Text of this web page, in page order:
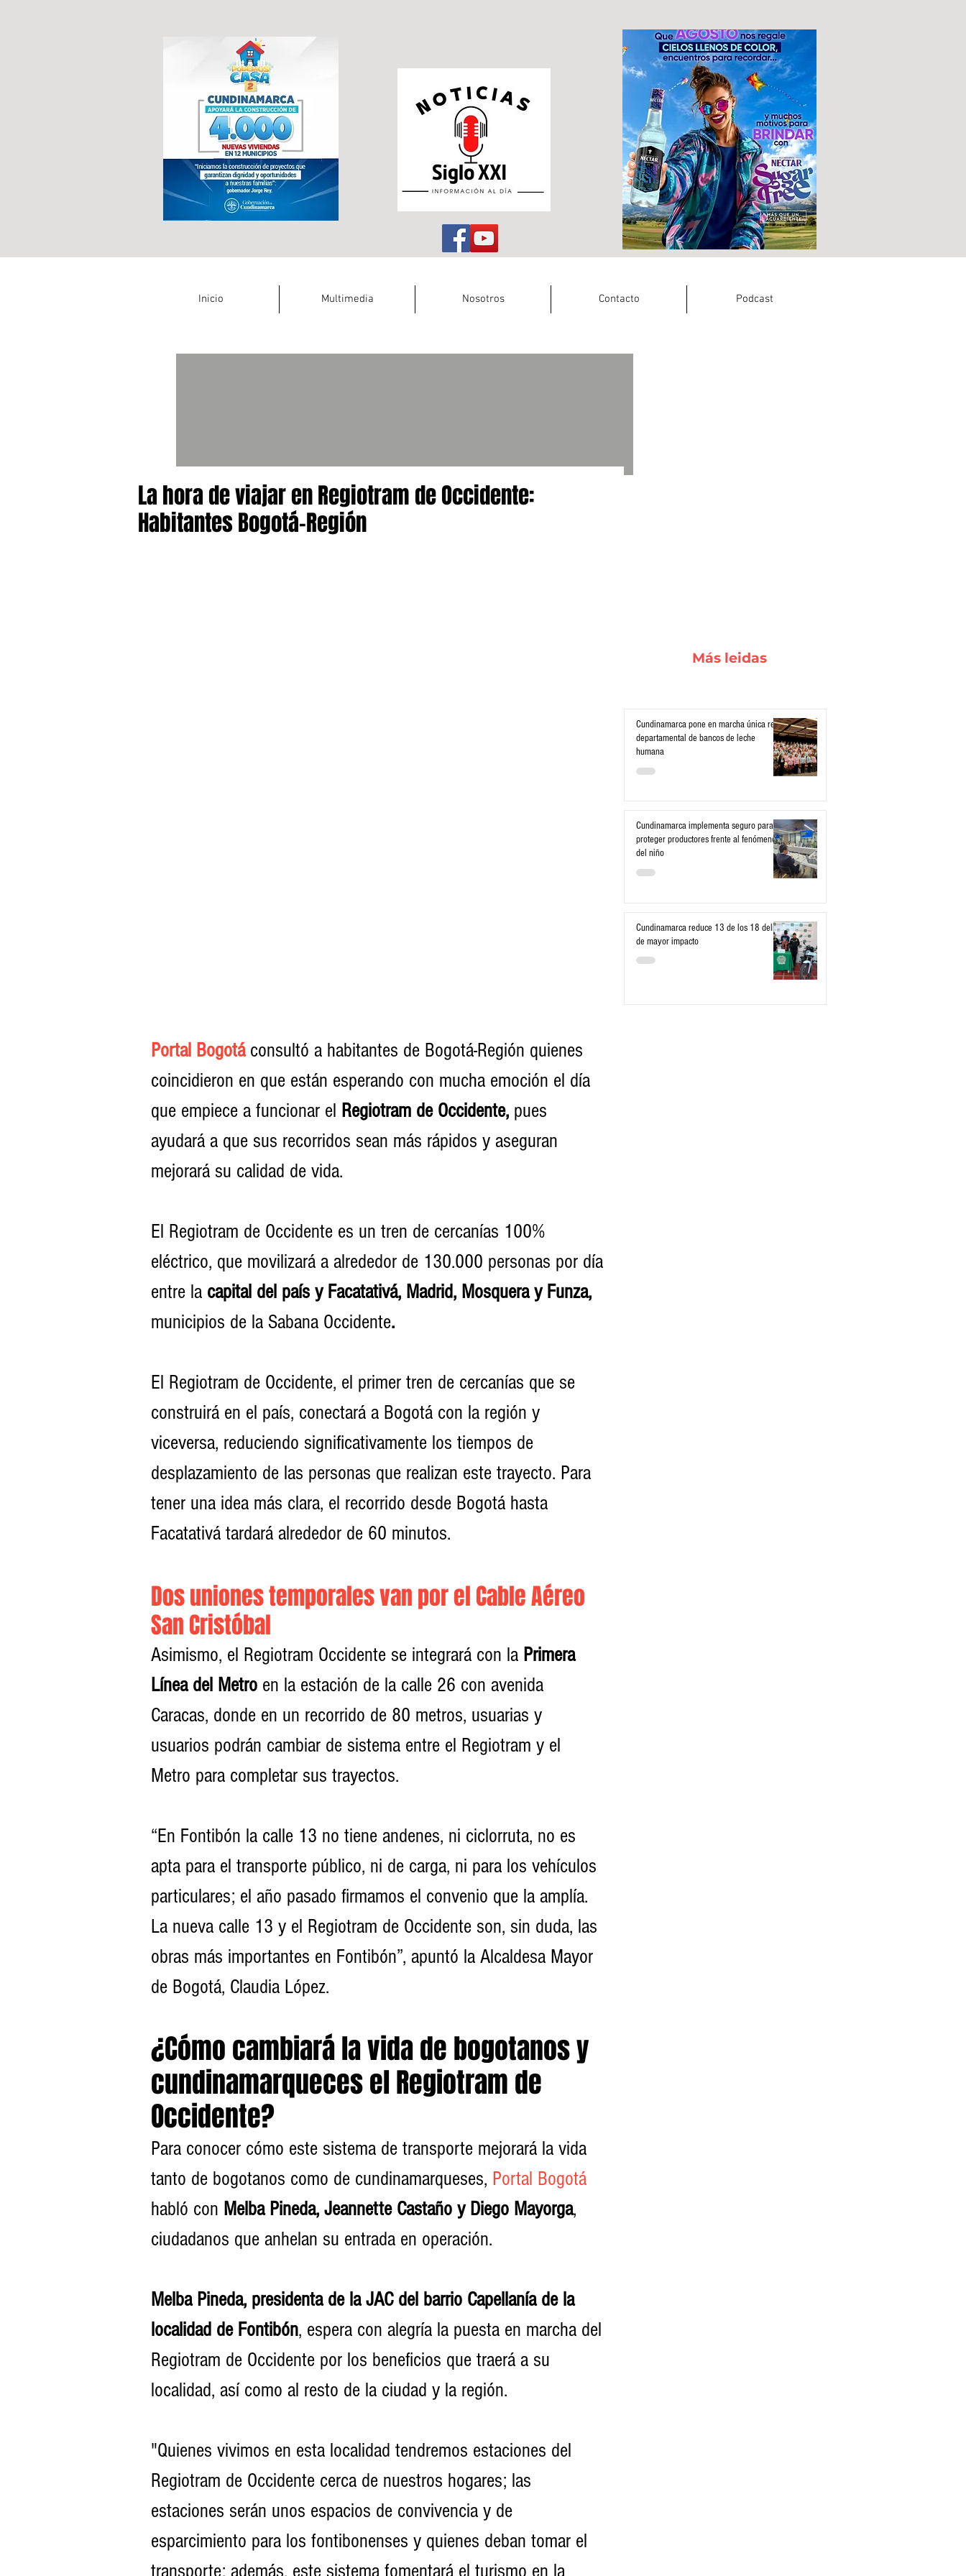
Inicio Multimedia Nosotros Contacto Podcast
La hora de viajar en Regiotram de Occidente:
Habitantes Bogotá-Región
Portal Bogotá consultó a habitantes de Bogotá-Región quienes
coincidieron en que están esperando con mucha emoción el día
que empiece a funcionar el Regiotram de Occidente, pues
ayudará a que sus recorridos sean más rápidos y aseguran
mejorará su calidad de vida.
El Regiotram de Occidente es un tren de cercanías 100%
eléctrico, que movilizará a alrededor de 130.000 personas por día
entre la capital del país y Facatativá, Madrid, Mosquera y Funza,
municipios de la Sabana Occidente.
El Regiotram de Occidente, el primer tren de cercanías que se
construirá en el país, conectará a Bogotá con la región y
viceversa, reduciendo significativamente los tiempos de
desplazamiento de las personas que realizan este trayecto. Para
tener una idea más clara, el recorrido desde Bogotá hasta
Facatativá tardará alrededor de 60 minutos.
Dos uniones temporales van por el Cable Aéreo
San Cristóbal
Asimismo, el Regiotram Occidente se integrará con la Primera
Línea del Metro en la estación de la calle 26 con avenida
Caracas, donde en un recorrido de 80 metros, usuarias y
usuarios podrán cambiar de sistema entre el Regiotram y el
Metro para completar sus trayectos.
“En Fontibón la calle 13 no tiene andenes, ni ciclorruta, no es
apta para el transporte público, ni de carga, ni para los vehículos
particulares; el año pasado firmamos el convenio que la amplía.
La nueva calle 13 y el Regiotram de Occidente son, sin duda, las
obras más importantes en Fontibón”, apuntó la Alcaldesa Mayor
de Bogotá, Claudia López.
¿Cómo cambiará la vida de bogotanos y
cundinamarqueces el Regiotram de
Occidente?
Para conocer cómo este sistema de transporte mejorará la vida
tanto de bogotanos como de cundinamarqueses, Portal Bogotá
habló con Melba Pineda, Jeannette Castaño y Diego Mayorga,
ciudadanos que anhelan su entrada en operación.
Melba Pineda, presidenta de la JAC del barrio Capellanía de la
localidad de Fontibón, espera con alegría la puesta en marcha del
Regiotram de Occidente por los beneficios que traerá a su
localidad, así como al resto de la ciudad y la región.
"Quienes vivimos en esta localidad tendremos estaciones del
Regiotram de Occidente cerca de nuestros hogares; las
estaciones serán unos espacios de convivencia y de
esparcimiento para los fontibonenses y quienes deban tomar el
transporte; además, este sistema fomentará el turismo en la
Más leidas
Cundinamarca pone en marcha única red
departamental de bancos de leche
humana
Cundinamarca implementa seguro para
proteger productores frente al fenómeno
del niño
Cundinamarca reduce 13 de los 18 delitos
de mayor impacto